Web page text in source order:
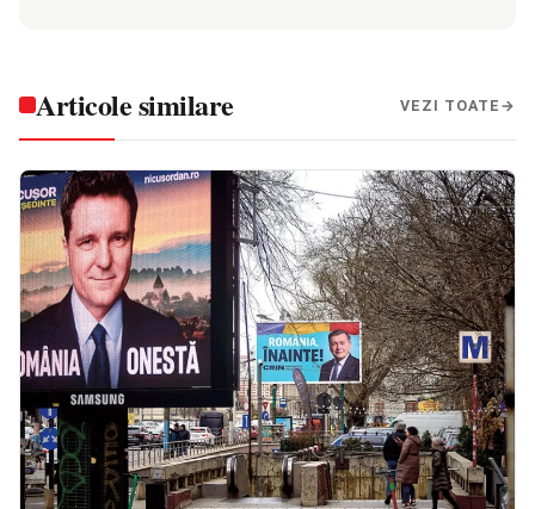
Articole similare VEZI TOATE